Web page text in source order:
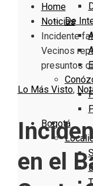
De
Bogotá
Home
Noticias
Incidente
Vecinos
presuntos
Lo Más Visto,
en el